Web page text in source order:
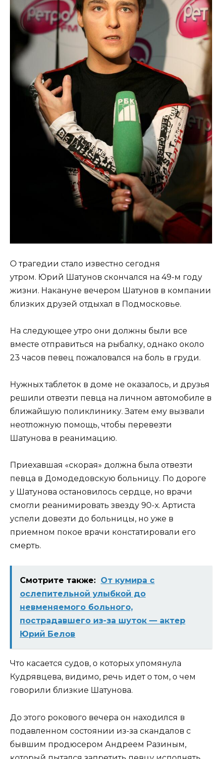
О трагедии стало известно сегодня
утром. Юрий Шатунов скончался на 49-м году
жизни. Накануне вечером Шатунов в компании
близких друзей отдыхал в Подмосковье.
На следующее утро они должны были все
вместе отправиться на рыбалку, однако около
23 часов певец пожаловался на боль в груди.
Нужных таблеток в доме не оказалось, и друзья
решили отвезти певца на личном автомобиле в
ближайшую поликлинику. Затем ему вызвали
неотложную помощь, чтобы перевезти
Шатунова в реанимацию.
Приехавшая «скорая» должна была отвезти
певца в Домодедовскую больницу. По дороге
у Шатунова остановилось сердце, но врачи
смогли реанимировать звезду 90-х. Артиста
успели довезти до больницы, но уже в
приемном покое врачи констатировали его
смерть.
Смотрите также: От кумира с
ослепительной улыбкой до
невменяемого больного,
пострадавшего из-за шуток — актер
Юрий Белов
Что касается судов, о которых упомянула
Кудрявцева, видимо, речь идет о том, о чем
говорили близкие Шатунова.
До этого рокового вечера он находился в
подавленном состоянии из-за скандалов с
бывшим продюсером Андреем Разиным,